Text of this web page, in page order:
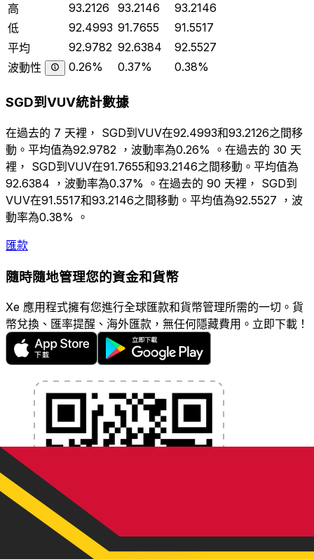
高
93.2126 93.2146
93.2146
低
92.4993 91.7655
91.5517
平均
92.9782 92.6384
92.5527
波動性
0.26% 0.37% 0.38%
SGD到VUV統計數據
在過去的 7 天裡， SGD到VUV在92.4993和93.2126之間移
動。平均值為92.9782 ，波動率為0.26% 。在過去的 30 天
裡， SGD到VUV在91.7655和93.2146之間移動。平均值為
92.6384 ，波動率為0.37% 。在過去的 90 天裡， SGD到
VUV在91.5517和93.2146之間移動。平均值為92.5527 ，波
動率為0.38% 。
匯款
隨時隨地管理您的資金和貨幣
Xe 應用程式擁有您進行全球匯款和貨幣管理所需的一切。貨
幣兌換、匯率提醒、海外匯款，無任何隱藏費用。立即下載！